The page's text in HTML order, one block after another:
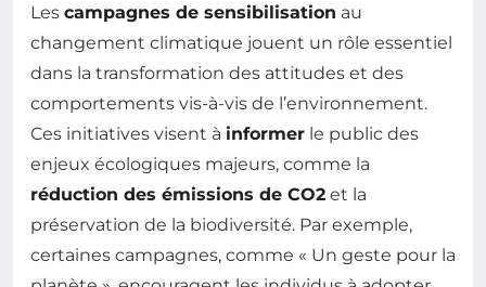
Les campagnes de sensibilisation au
changement climatique jouent un rôle essentiel
dans la transformation des attitudes et des
comportements vis-à-vis de l’environnement.
Ces initiatives visent à informer le public des
enjeux écologiques majeurs, comme la
réduction des émissions de CO2 et la
préservation de la biodiversité. Par exemple,
certaines campagnes, comme « Un geste pour la